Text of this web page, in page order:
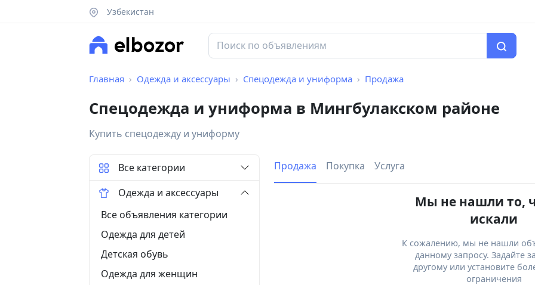
Узбекистан
Главная Одежда и аксессуары Спецодежда и униформа Продажа
Спецодежда и униформа в Мингбулакском районе
Купить спецодежду и униформу
Продажа Покупка Услуга
Мы не нашли то,
искали
К сожалению, мы не нашли
данному запросу. Задайте
другому или установите
ограничения
Все категории
Одежда и аксессуары
Все объявления категории
Одежда для детей
Детская обувь
Одежда для женщин